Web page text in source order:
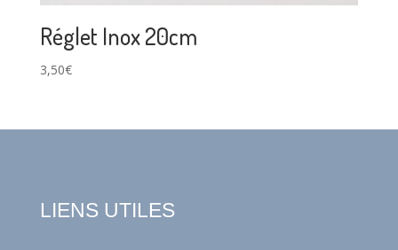
Réglet Inox 20cm
3,50€
LIENS UTILES